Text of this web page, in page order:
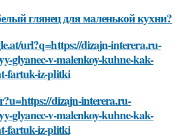
глянец для маленькой кухни?
url?q=https://dizajn-interera.ru-
glyanec-v-malenkoy-kuhne-kak-
fartuk-iz-plitki
dizajn-interera.ru-
glyanec-v-malenkoy-kuhne-kak-
fartuk-iz-plitki